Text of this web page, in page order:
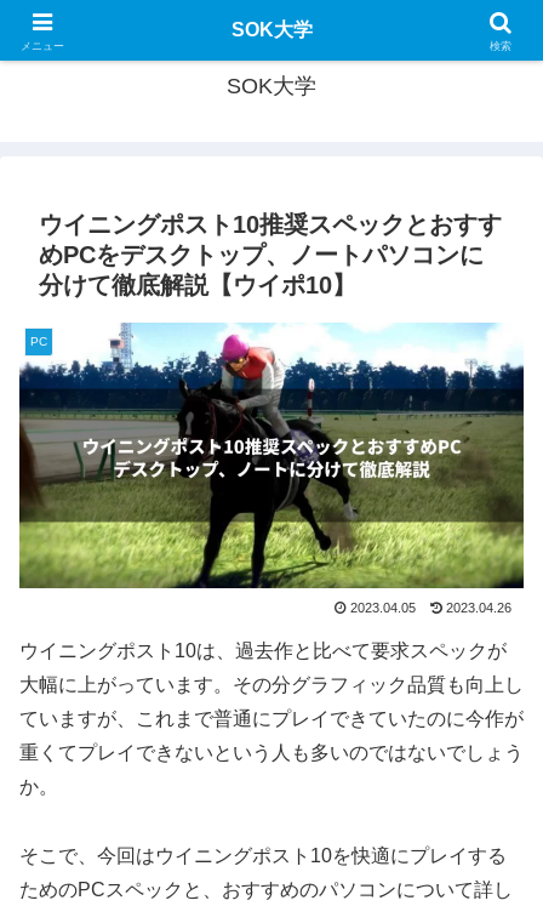
SOK大学で新たな学びを！
SOK大学
ウイニングポスト10推奨スペックとおすす
めPCをデスクトップ、ノートパソコンに
分けて徹底解説【ウイポ10】
PC
2023.04.05 2023.04.26
ウイニングポスト10は、過去作と比べて要求スペックが
大幅に上がっています。その分グラフィック品質も向上し
ていますが、これまで普通にプレイできていたのに今作が
重くてプレイできないという人も多いのではないでしょう
か。
そこで、今回はウイニングポスト10を快適にプレイする
ためのPCスペックと、おすすめのパソコンについて詳し
メニュー
SOK大学
検索